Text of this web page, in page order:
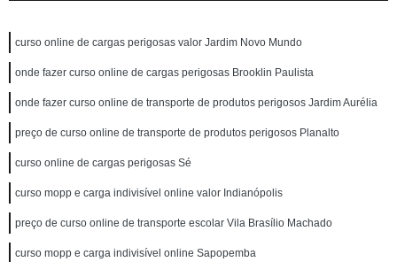
curso online de cargas perigosas valor Jardim Novo Mundo
onde fazer curso online de cargas perigosas Brooklin Paulista
onde fazer curso online de transporte de produtos perigosos Jardim Aurélia
preço de curso online de transporte de produtos perigosos Planalto
curso online de cargas perigosas Sé
curso mopp e carga indivisível online valor Indianópolis
preço de curso online de transporte escolar Vila Brasílio Machado
curso mopp e carga indivisível online Sapopemba